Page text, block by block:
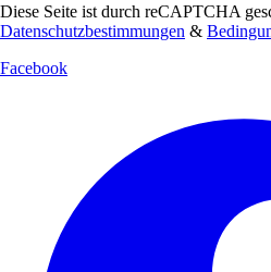
Diese Seite ist durch reCAPTCHA
Datenschutzbestimmungen &
Facebook